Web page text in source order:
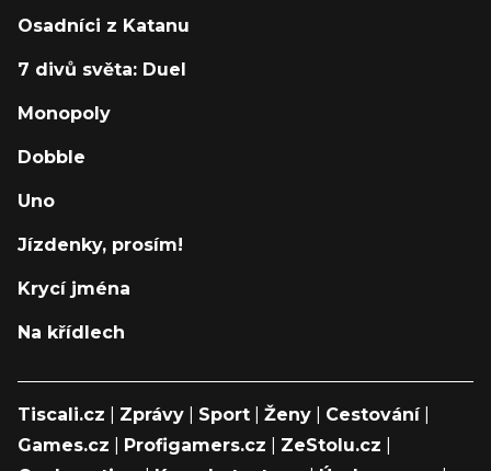
Osadníci z Katanu
7 divů světa: Duel
Monopoly
Dobble
Uno
Jízdenky, prosím!
Krycí jména
Na křídlech
Tiscali.cz Zprávy Sport Ženy Cestování|
Games.cz
Profigamers.cz ZeStolu.cz